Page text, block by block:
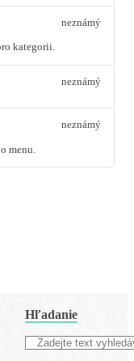
kategorii.
neznámý
neznámý
menu.
neznámý
Hľadanie